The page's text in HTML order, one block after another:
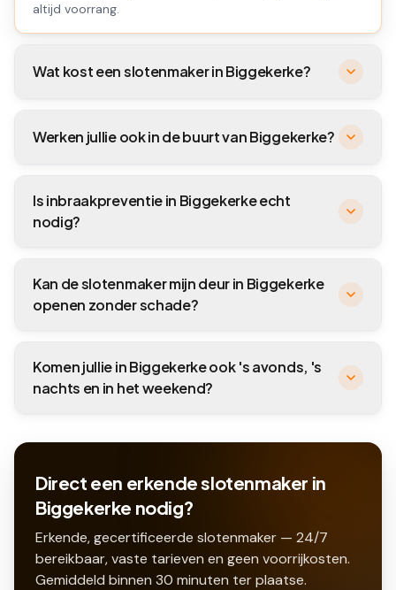
altijd voorrang.
Wat kost een slotenmaker in Biggekerke?
Werken jullie ook in de buurt van Biggekerke?
Is inbraakpreventie in Biggekerke echt
nodig?
Kan de slotenmaker mijn deur in Biggekerke
openen zonder schade?
Komen jullie in Biggekerke ook 's avonds, 's
nachts en in het weekend?
Direct een erkende slotenmaker in
Biggekerke nodig?
Erkende, gecertificeerde slotenmaker — 24/7
bereikbaar, vaste tarieven en geen voorrijkosten.
Gemiddeld binnen 30 minuten ter plaatse.